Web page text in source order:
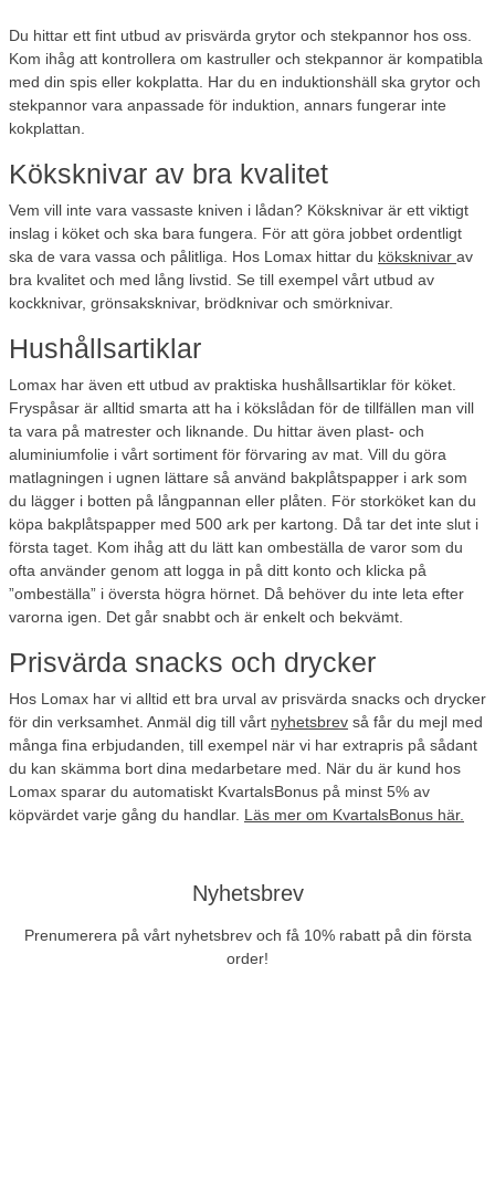
Du hittar ett fint utbud av prisvärda grytor och stekpannor hos oss.
Kom ihåg att kontrollera om kastruller och stekpannor är kompatibla
med din spis eller kokplatta. Har du en induktionshäll ska grytor och
stekpannor vara anpassade för induktion, annars fungerar inte
kokplattan.
Köksknivar av bra kvalitet
Vem vill inte vara vassaste kniven i lådan? Köksknivar är ett viktigt
inslag i köket och ska bara fungera. För att göra jobbet ordentligt
ska de vara vassa och pålitliga. Hos Lomax hittar du köksknivar av
bra kvalitet och med lång livstid. Se till exempel vårt utbud av
kockknivar, grönsaksknivar, brödknivar och smörknivar.
Hushållsartiklar
Lomax har även ett utbud av praktiska hushållsartiklar för köket.
Fryspåsar är alltid smarta att ha i kökslådan för de tillfällen man vill
ta vara på matrester och liknande. Du hittar även plast- och
aluminiumfolie i vårt sortiment för förvaring av mat. Vill du göra
matlagningen i ugnen lättare så använd bakplåtspapper i ark som
du lägger i botten på långpannan eller plåten. För storköket kan du
köpa bakplåtspapper med 500 ark per kartong. Då tar det inte slut i
första taget. Kom ihåg att du lätt kan ombeställa de varor som du
ofta använder genom att logga in på ditt konto och klicka på
”ombeställa” i översta högra hörnet. Då behöver du inte leta efter
varorna igen. Det går snabbt och är enkelt och bekvämt.
Prisvärda snacks och drycker
Hos Lomax har vi alltid ett bra urval av prisvärda snacks och drycker
för din verksamhet. Anmäl dig till vårt nyhetsbrev så får du mejl med
många fina erbjudanden, till exempel när vi har extrapris på sådant
du kan skämma bort dina medarbetare med. När du är kund hos
Lomax sparar du automatiskt KvartalsBonus på minst 5% av
köpvärdet varje gång du handlar. Läs mer om KvartalsBonus här.
Nyhetsbrev
Prenumerera på vårt nyhetsbrev och få 10% rabatt på din första
order!